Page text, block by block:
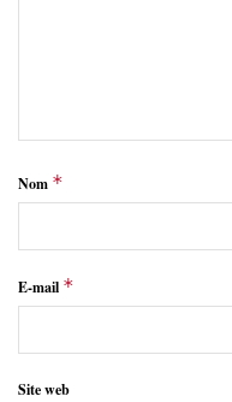
Nom *
E-mail *
Site web